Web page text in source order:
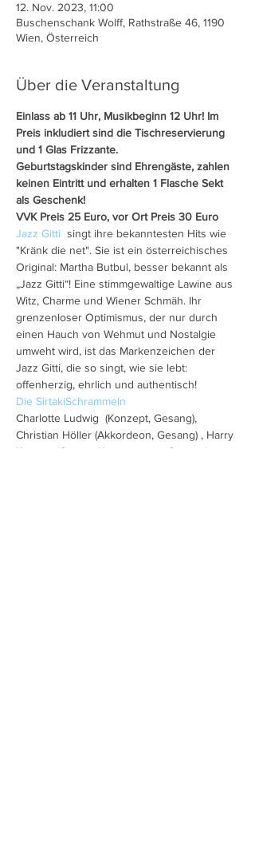
12. Nov. 2023, 11:00
Buschenschank Wolff, Rathstraße 46, 1190
Wien, Österreich
Über die Veranstaltung
Einlass ab 11 Uhr, Musikbeginn 12 Uhr! Im
Preis inkludiert sind die Tischreservierung
und 1 Glas Frizzante.
Geburtstagskinder sind Ehrengäste, zahlen
keinen Eintritt und erhalten 1 Flasche Sekt
als Geschenk!
VVK Preis 25 Euro, vor Ort Preis 30 Euro
Jazz Gitti singt ihre bekanntesten Hits wie
"Kränk die net". Sie ist ein österreichisches
Original: Martha Butbul, besser bekannt als
„Jazz Gitti“! Eine stimmgewaltige Lawine aus
Witz, Charme und Wiener Schmäh. Ihr
grenzenloser Optimismus, der nur durch
einen Hauch von Wehmut und Nostalgie
umweht wird, ist das Markenzeichen der
Jazz Gitti, die so singt, wie sie lebt:
offenherzig, ehrlich und authentisch!
Die SirtakiSchrammeln
Charlotte Ludwig  (Konzept, Gesang),
Christian Höller (Akkordeon, Gesang) , Harry
Kucera  (Gitarre, Kontragitarre, Gesang)